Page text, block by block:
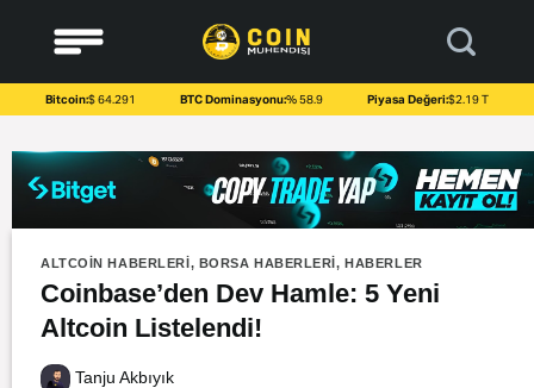
content
Bitcoin:$ 64.291 BTC Dominasyonu:% 58.9 Piyasa Değeri:$2.19 T
ALTCOIN HABERLERI, BORSA HABERLERI,HABERLER
Coinbase’den Dev Hamle: 5 Yeni
Altcoin Listelendi!
Tanju Akbıyık